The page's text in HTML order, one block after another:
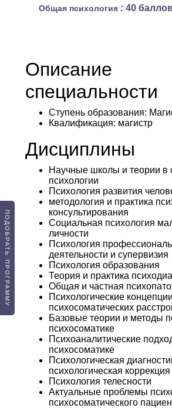
Общая психология : 40
Описание
специальности
Ступень образования:
Квалификация: магистр
Дисциплины
Научные школы и теории в
психологии
Психология развития
методология и практика
консультирования
Социальная психология
личности
Психология
деятельности и супервизия
Психология образования
Теория и практика
Общая и частная
Психологические концепции
психосоматических
Базовые теории и методы
психосоматике
Психоаналитические
психосоматике
Психологическая
психологическая
Психология телесности
Актуальные проблемы
психосоматического
ПОДОБРАТЬ ПРОГРАММУ